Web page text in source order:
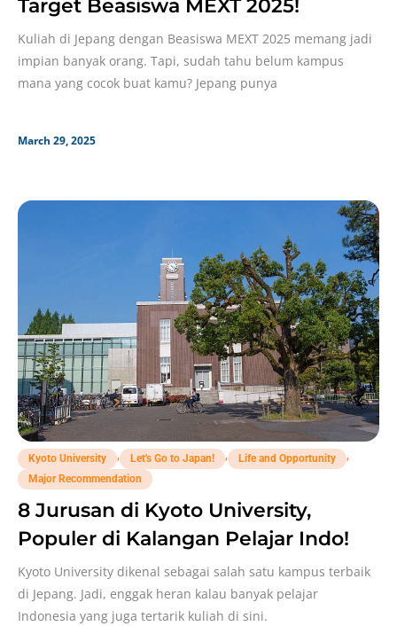
Target Beasiswa MEXT 2025!
Kuliah di Jepang dengan Beasiswa MEXT 2025 memang jadi
impian banyak orang. Tapi, sudah tahu belum kampus
mana yang cocok buat kamu? Jepang punya
March 29, 2025
Kyoto University Let's Go to Japan! Life and Opportunity
Major Recommendation
8 Jurusan di Kyoto University,
Populer di Kalangan Pelajar Indo!
Kyoto University dikenal sebagai salah satu kampus terbaik
di Jepang. Jadi, enggak heran kalau banyak pelajar
Indonesia yang juga tertarik kuliah di sini.